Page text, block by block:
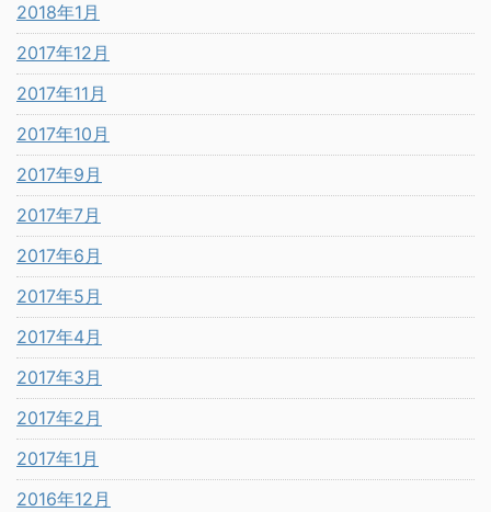
2018年1月
2017年12月
2017年11月
2017年10月
2017年9月
2017年7月
2017年6月
2017年5月
2017年4月
2017年3月
2017年2月
2017年1月
2016年12月